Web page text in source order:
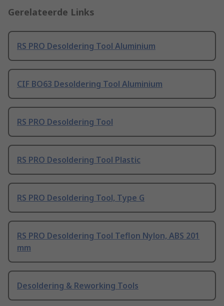
Gerelateerde Links
RS PRO Desoldering Tool Aluminium
CIF BO63 Desoldering Tool Aluminium
RS PRO Desoldering Tool
RS PRO Desoldering Tool Plastic
RS PRO Desoldering Tool, Type G
RS PRO Desoldering Tool Teflon Nylon, ABS 201
mm
Desoldering & Reworking Tools